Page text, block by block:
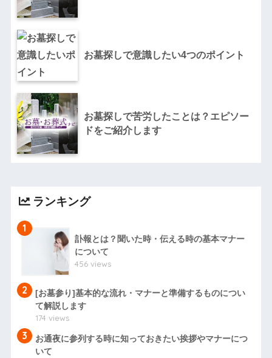
お墓探しで意識したい4つのポイント
お墓探しで苦労したことは？エピソー
ドをご紹介します
ランキング
1
訃報とは？聞いた時・伝える時の基本マナー
について
456 views
2
[お墓参り]基本的な流れ・マナーと準備するものについ
て解説します
174 views
3
お通夜に参列する時に知っておきたい挨拶やマナーにつ
いて